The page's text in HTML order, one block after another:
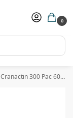
0
superiores a 150€)
300 Pac 60 Capsulas